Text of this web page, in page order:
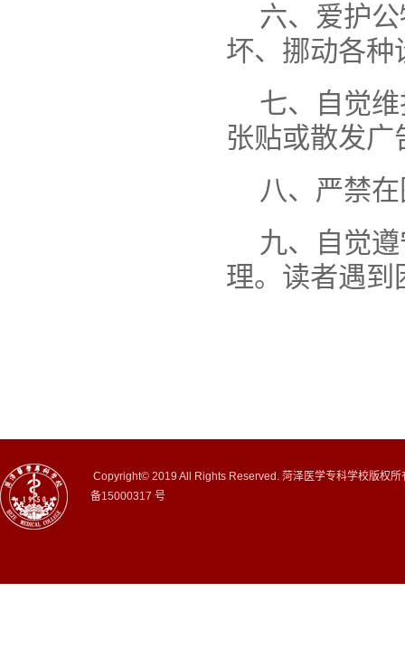
六、爱护
坏、挪动各种
七、自觉
张贴或散发广
八、严禁
九、自觉
理。读者遇到
Copyright© 2019 All Rights Reserved. 菏泽医学专科学校版权
备15000317 号